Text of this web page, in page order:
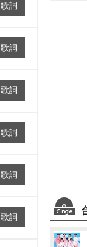
歌詞
歌詞
歌詞
歌詞
歌詞
歌詞